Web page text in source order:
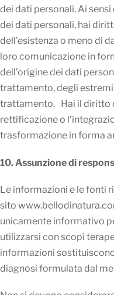
dei dati personali. Ai
dei dati personali, hai
dell’esistenza o meno di
loro comunicazione in
dell’origine dei dati
trattamento, degli
trattamento. Hai il diritto
rettificazione o
trasformazione in forma
10. Assunzione di
Le informazioni e le fonti
sito
unicamente informativo
utilizzarsi con scopi
informazioni
diagnosi formulata dal